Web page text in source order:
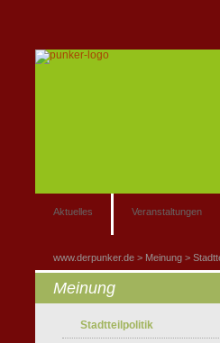
Aktuelles Veranstaltungen
www.derpunker.de Meinung
Meinung
Stadtteilpolitik